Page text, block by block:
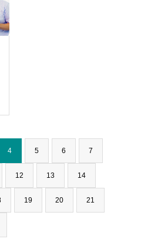
4 5 6 7
12 13 14
19 20 21